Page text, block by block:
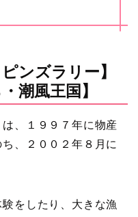
ンズラリー】
潮風王国】
、１９９７年に物産
、２００２年８月に
をしたり、大きな漁